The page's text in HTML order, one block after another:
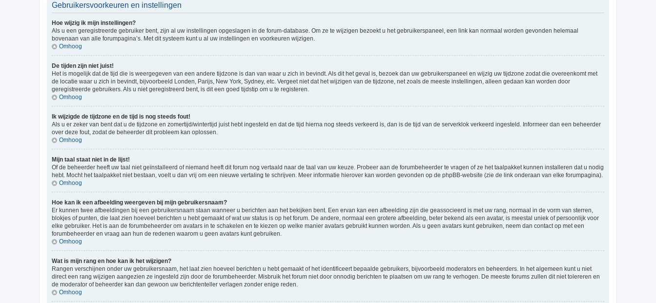
Gebruikersvoorkeuren en instellingen
Hoe wijzig ik mijn instellingen?
Als u een geregistreerde gebruiker bent, zijn al uw instellingen opgeslagen in de forum-database. Om ze te wijzigen bezoekt u het gebruikerspaneel, een link kan normaal worden gevonden helemaal
bovenaan van alle forumpagina’s. Met dit systeem kunt u al uw instellingen en voorkeuren wijzigen.
Omhoog
De tijden zijn niet juist!
Het is mogelijk dat de tijd die is weergegeven van een andere tijdzone is dan van waar u zich in bevindt. Als dit het geval is, bezoek dan uw gebruikerspaneel en wijzig uw tijdzone zodat die overeenkomt met
de locatie waar u zich in bevindt, bijvoorbeeld Londen, Parijs, New York, Sydney, etc. Vergeet niet dat het wijzigen van de tijdzone, net zoals de meeste instellingen, alleen gedaan kan worden door
geregistreerde gebruikers. Als u niet geregistreerd bent, is dit een goed tijdstip om u te registeren.
Omhoog
Ik wijzigde de tijdzone en de tijd is nog steeds fout!
Als u er zeker van bent dat u de tijdzone en zomertijd/wintertijd juist hebt ingesteld en dat de tijd hierna nog steeds verkeerd is, dan is de tijd van de serverklok verkeerd ingesteld. Informeer dan een beheerder
over deze fout, zodat de beheerder dit probleem kan oplossen.
Omhoog
Mijn taal staat niet in de lijst!
Of de beheerder heeft uw taal niet geïnstalleerd of niemand heeft dit forum nog vertaald naar de taal van uw keuze. Probeer aan de forumbeheerder te vragen of ze het taalpakket kunnen installeren dat u nodig
hebt. Mocht het taalpakket niet bestaan, voelt u dan vrij om een nieuwe vertaling te schrijven. Meer informatie hierover kan worden gevonden op de phpBB-website (zie de link onderaan van elke forumpagina).
Omhoog
Hoe kan ik een afbeelding weergeven bij mijn gebruikersnaam?
Er kunnen twee afbeeldingen bij een gebruikersnaam staan wanneer u berichten aan het bekijken bent. Een ervan kan een afbeelding zijn die geassocieerd is met uw rang, normaal in de vorm van sterren,
blokjes of punten, die laat zien hoeveel berichten u hebt gemaakt of wat uw status is op het forum. De andere, normaal een grotere afbeelding, beter bekend als een avatar, is meestal uniek of persoonlijk voor
elke gebruiker. Het is aan de forumbeheerder om avatars in te schakelen en te kiezen op welke manier avatars gebruikt kunnen worden. Als u geen avatars kunt gebruiken, neem dan contact op met een
forumbeheerder en vraag aan hun de redenen waarom u geen avatars kunt gebruiken.
Omhoog
Wat is mijn rang en hoe kan ik het wijzigen?
Rangen verschijnen onder uw gebruikersnaam, het laat zien hoeveel berichten u hebt gemaakt of het identificeert bepaalde gebruikers, bijvoorbeeld moderators en beheerders. In het algemeen kunt u niet
direct een rang wijzigen aangezien ze ingesteld zijn door de forumbeheerder. Misbruik het forum niet door onnodig berichten te plaatsen om uw rang te verhogen. De meeste forums zullen dit niet tolereren en
de moderator of beheerder kan dan gewoon uw berichtenteller verlagen zonder enige reden.
Omhoog